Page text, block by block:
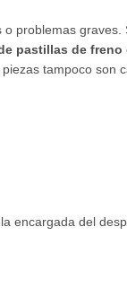
problemas
pastillas de freno
tampoco son
encargada del